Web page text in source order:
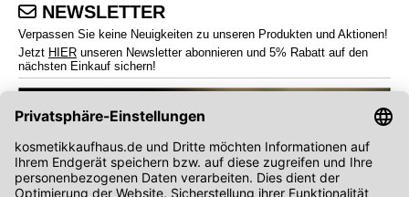
NEWSLETTER
Verpassen Sie keine Neuigkeiten zu unseren Produkten und Aktionen!
Jetzt HIER unseren Newsletter abonnieren und 5% Rabatt auf den
nächsten Einkauf sichern!